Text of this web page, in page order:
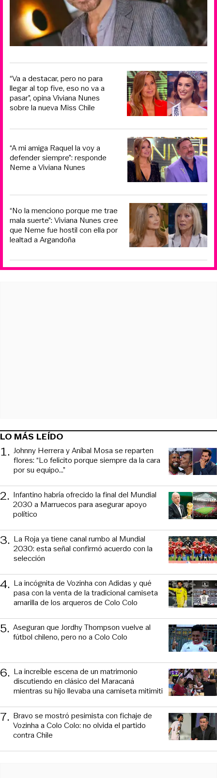
“Va a destacar, pero no para
llegar al top five, eso no va a
pasar”, opina Viviana Nunes
sobre la nueva Miss Chile
“A mi amiga Raquel la voy a
defender siempre”: responde
Neme a Viviana Nunes
“No la menciono porque me trae
mala suerte”: Viviana Nunes cree
que Neme fue hostil con ella por
lealtad a Argandoña
LO MÁS LEÍDO
1. Johnny Herrera y Aníbal Mosa se reparten
flores: “Lo felicito porque siempre da la cara
por su equipo…”
2. Infantino habría ofrecido la final del Mundial
2030 a Marruecos para asegurar apoyo
político
3. La Roja ya tiene canal rumbo al Mundial
2030: esta señal confirmó acuerdo con la
selección
4. La incógnita de Vozinha con Adidas y qué
pasa con la venta de la tradicional camiseta
amarilla de los arqueros de Colo Colo
5. Aseguran que Jordhy Thompson vuelve al
fútbol chileno, pero no a Colo Colo
6. La increíble escena de un matrimonio
discutiendo en clásico del Maracaná
mientras su hijo llevaba una camiseta mitimiti
7. Bravo se mostró pesimista con fichaje de
Vozinha a Colo Colo: no olvida el partido
contra Chile